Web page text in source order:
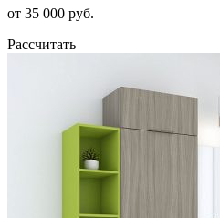
от 35 000 руб.
Рассчитать